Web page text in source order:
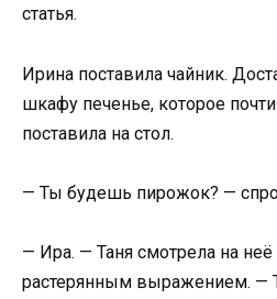
статья.
Ирина поставила чайник.
шкафу печенье, которое
поставила на стол.
— Ты будешь пирожок? —
— Ира. — Таня смотрела на
растерянным выражением.